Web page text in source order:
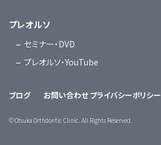
プレオルソ
セミナー・DVD
プレオルソ・YouTube
ブログ お問い合わせプライバシーポリシー
©Otsuka Orthdontic Clinic. All Rights Reserved.